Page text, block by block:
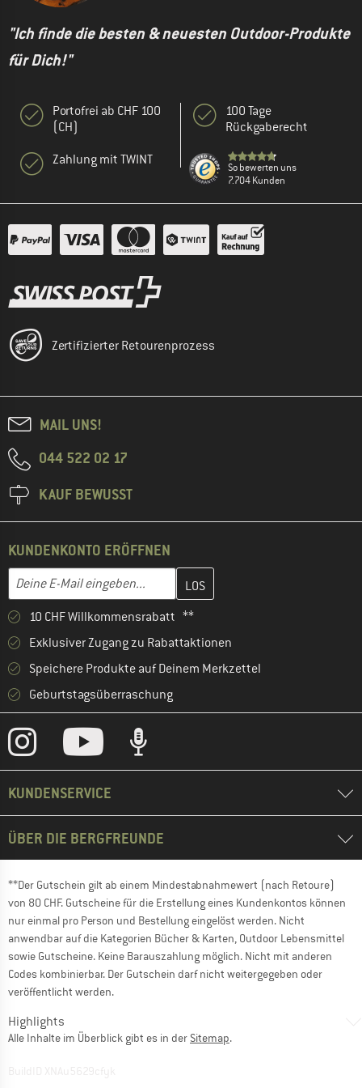
"Ich finde die besten & neuesten Outdoor-Produkte
für Dich!"
Portofrei ab CHF 100
(CH)
Zahlung mit TWINT
100 Tage
Rückgaberecht
So bewerten uns
7.704 Kunden
Zertifizierter Retourenprozess
MAIL UNS!
044 522 02 17
KAUF BEWUSST
KUNDENKONTO ERÖFFNEN
E-Mail-Adresse
Gib hier deine E-Mail-Adresse ein und erstelle im nächsten
10 CHF Willkommensrabatt **
Exklusiver Zugang zu Rabattaktionen
Speichere Produkte auf Deinem Merkzettel
Geburtstagsüberraschung
KUNDENSERVICE
ÜBER DIE BERGFREUNDE
**Der Gutschein gilt ab einem Mindestabnahmewert (nach Retoure)
von 80 CHF. Gutscheine für die Erstellung eines Kundenkontos können
nur einmal pro Person und Bestellung eingelöst werden. Nicht
anwendbar auf die Kategorien Bücher & Karten, Outdoor Lebensmittel
sowie Gutscheine. Keine Barauszahlung möglich. Nicht mit anderen
Codes kombinierbar. Der Gutschein darf nicht weitergegeben oder
veröffentlicht werden.
Highlights
Alle Inhalte im Überblick gibt es in der Sitemap.